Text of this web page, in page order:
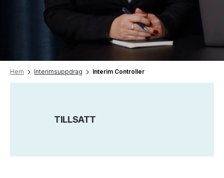
Hem Interimsuppdrag Interim Controller
TILLSATT